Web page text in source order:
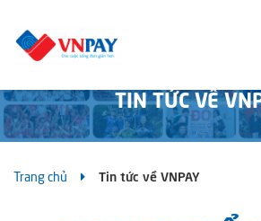
TIN TỨC VỀ
Trang chủ Tin tức về VNPAY